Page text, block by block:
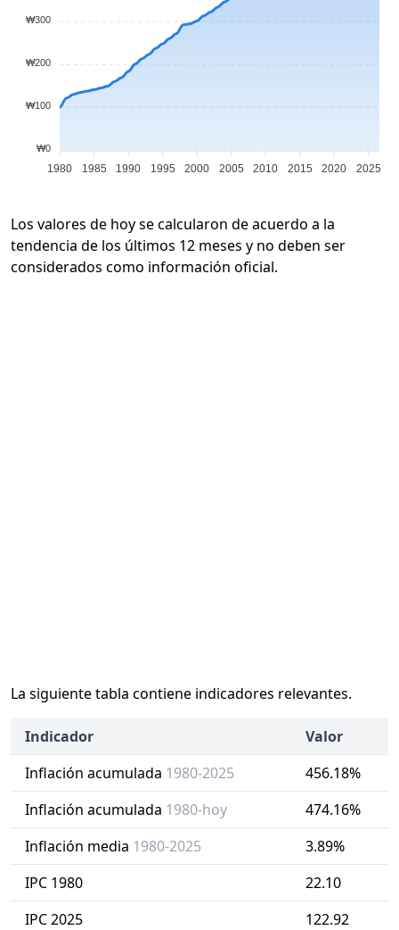
₩300
₩200
₩100
₩0
1980 1985 1990 1995 2000 2005 2010 2015 2020 2025
Los valores de hoy se calcularon de acuerdo a la
tendencia de los últimos 12 meses y no deben ser
considerados como información oficial.
La siguiente tabla contiene indicadores relevantes.
Indicador
Valor
Inflación acumulada 1980-2025
456.18%
Inflación acumulada 1980-hoy
474.16%
Inflación media 1980-2025
3.89%
IPC 1980
22.10
IPC 2025
122.92